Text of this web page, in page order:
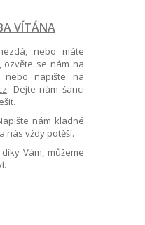
VÍTÁNA
nebo máte
ozvěte se nám na
napište na
. Dejte nám šanci
nám kladné
nás vždy potěší.
Vám, můžeme